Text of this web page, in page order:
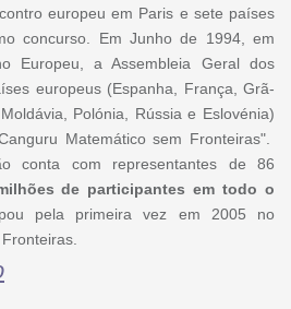
europeu em Paris e sete países
concurso. Em Junho de 1994, em
Europeu, a Assembleia Geral dos
europeus (Espanha, França, Grã-
Polónia, Rússia e Eslovénia)
Matemático sem Fronteiras".
conta com representantes de 86
de participantes em todo o
pela primeira vez em 2005 no